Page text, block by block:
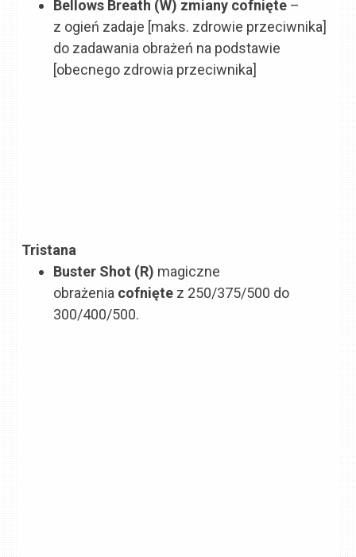
Bellows Breath (W) zmiany cofnięte –
z ogień zadaje [maks. zdrowie przeciwnika]
do zadawania obrażeń na podstawie
[obecnego zdrowia przeciwnika]
Tristana
Buster Shot (R) magiczne
obrażenia cofnięte z 250/375/500 do
300/400/500.